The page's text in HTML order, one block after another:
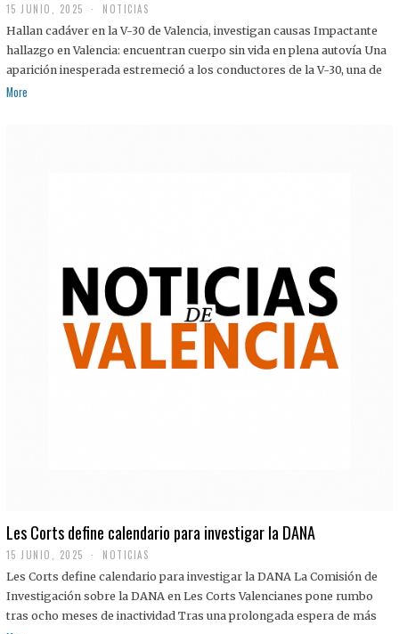
15 JUNIO, 2025 NOTICIAS
Hallan cadáver en la V-30 de Valencia, investigan causas Impactante
hallazgo en Valencia: encuentran cuerpo sin vida en plena autovía Una
aparición inesperada estremeció a los conductores de la V-30, una de
More
Les Corts define calendario para investigar la DANA
15 JUNIO, 2025 NOTICIAS
Les Corts define calendario para investigar la DANA La Comisión de
Investigación sobre la DANA en Les Corts Valencianes pone rumbo
tras ocho meses de inactividad Tras una prolongada espera de más